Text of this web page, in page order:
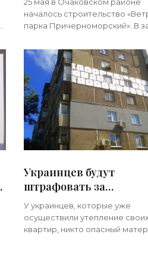
Николаевской
«Новости
началось строительство
парка Причерноморский». В
ветровой электростанции
участие глава
Украинцев будут
штрафовать за
"неправильное"
квартир - «Новости
Электроники»
У украинцев, которые уже
осуществили утепление своих
квартир, никто опасный